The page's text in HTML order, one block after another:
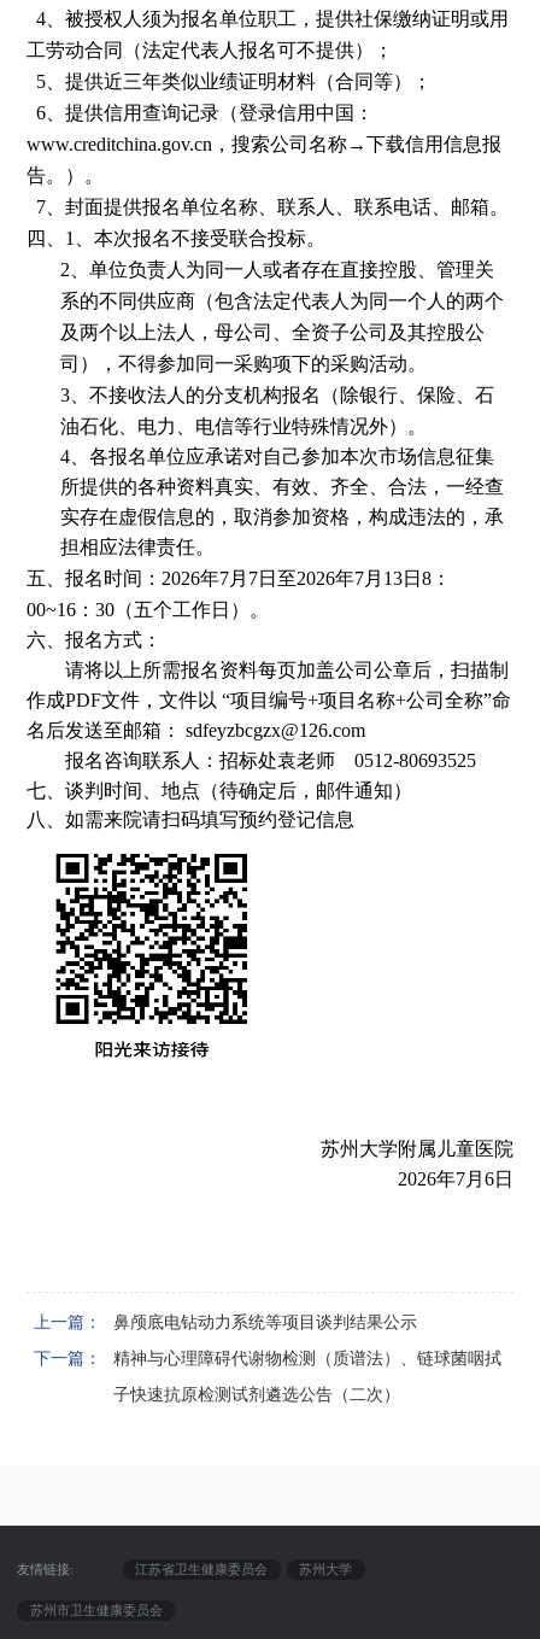
4 、被授权人须为报名单位职工，提供社保缴纳证明或用
工劳动合同（法定代表人报名可不提供）；
5、提供近三年类似业绩证明材料（合同等）；
6、提供信用查询记录（登录信用中国：
www.creditchina.gov.cn ，搜索公司名称→下载信用信息报
告。）。
7、封面提供报名单位名称、联系人、联系电话、邮箱。
四、 1
、本次报名不接受联合投标。
2 、单位负责人为同一人或者存在直接控股、管理关
系的不同供应商（包含法定代表人为同一个人的两个
及两个以上法人，母公司、全资子公司及其控股公
司），不得参加同一采购项下的采购活动。
3 、不接收法人的分支机构报名（除银行、保险、石
油石化、电力、电信等行业特殊情况外）。
4、各报名单位应承诺对自己参加本次市场信息征集
所提供的各种资料真实、有效、齐全、合法，一经查
实存在虚假信息的，取消参加资格，构成违法的，承
担相应法律责任。
五、报名时间：2026年7月7日至2026年7月13日8：
00~16：30（五个工作日）。
六、报名方式：
请将以上所需报名资料每页加盖公司公章后，扫描制
作成PDF文件，文件以 “项目编号+项目名称+公司全称”命
名后发送至邮箱： sdfeyzbcgzx@126.com
报名咨询联系人：招标处袁老师 0512-80693525
七、谈判时间、地点（待确定后，邮件通知）
八、如需来院请扫码填写预约登记信息
苏州大学附属儿童医院
2026年7月6日
上一篇：
鼻颅底电钻动力系统等项目谈判结果公示
下一篇：
精神与心理障碍代谢物检测（质谱法）、链球菌咽拭
子快速抗原检测试剂遴选公告（二次）
友情链接: 江苏省卫生健康委员会 苏州大学
苏州市卫生健康委员会